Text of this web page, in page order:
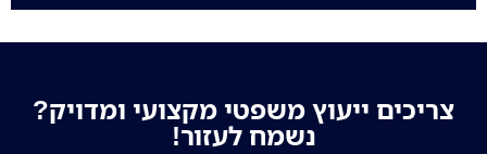
צריכים ייעוץ משפטי מקצועי ומדויק?
נשמח לעזור!